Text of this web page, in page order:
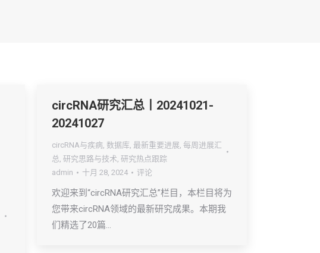
circRNA研究汇总丨20241021-
20241027
circRNA与疾病, 数据库, 最新重要进展, 每周进展汇
总, 研究思路与技术, 研究热点跟踪
admin
十月 28, 2024 评论
欢迎来到“circRNA研究汇总”栏目，本栏目将为
您带来circRNA领域的最新研究成果。本期我
们精选了20篇…